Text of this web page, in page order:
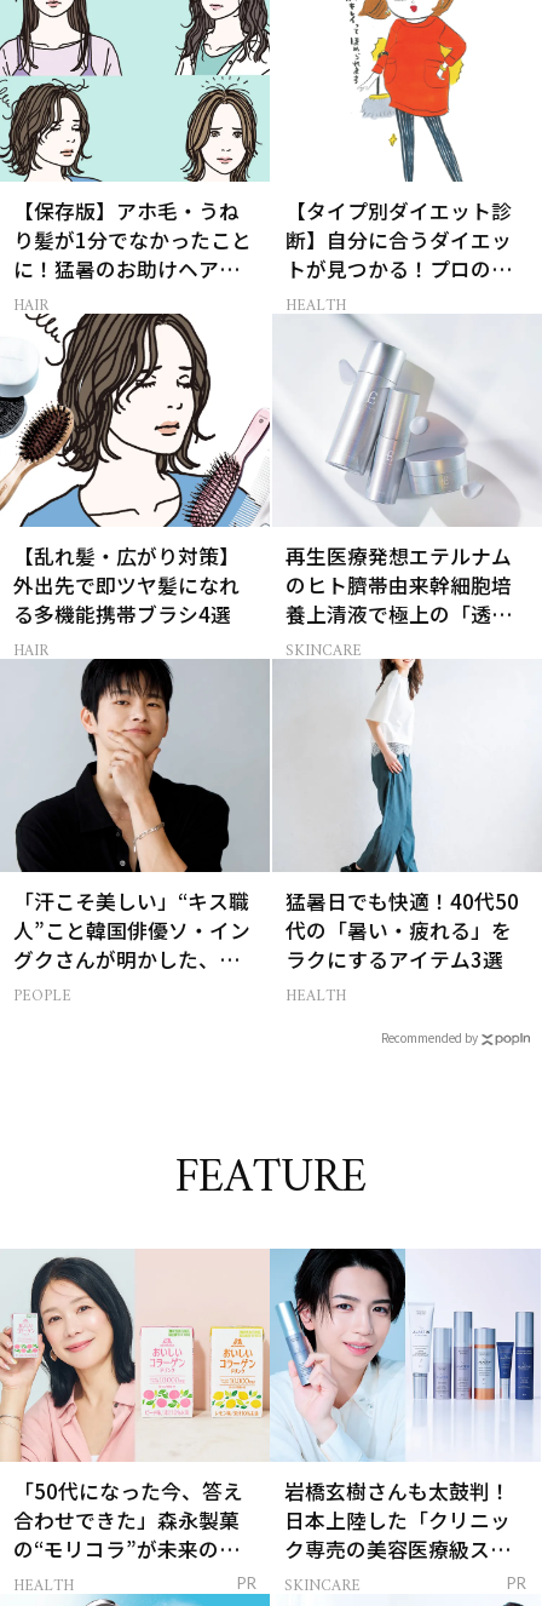
【保存版】アホ毛・うね
り髪が1分でなかったこと
に！猛暑のお助けヘアア
イテム16選
HAIR
【タイプ別ダイエット診
断】自分に合うダイエッ
トが見つかる！プロの教
える体質別ダイエット方
HEALTH
【乱れ髪・広がり対策】
外出先で即ツヤ髪になれ
る多機能携帯ブラシ4選
HAIR
再生医療発想エテルナム
のヒト臍帯由来幹細胞培
養上清液で極上の「透明
感ハリ肌」へ
SKINCARE
「汗こそ美しい」“キス職
人”こと韓国俳優ソ・イン
グクさんが明かした、惹
かれる人の条件とは
PEOPLE
猛暑日でも快適！40代50
代の「暑い・疲れる」を
ラクにするアイテム3選
HEALTH
Recommended by
FEATURE
「50代になった今、答え
合わせできた」森永製菓
の“モリコラ”が未来のキ
レイを連れてくる！
HEALTH PR
岩橋玄樹さんも太鼓判！
日本上陸した「クリニッ
ク専売の美容医療級スキ
ンケア」
SKINCARE PR